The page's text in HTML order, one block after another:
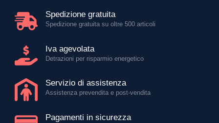
Spedizione gratuita
Spedizione gratuita su oltre 500 articoli
Iva agevolata
Detrazioni per risparmio energetico
Servizio di assistenza
Assistenza prevendita e post-vendita
Pagamenti in sicurezza